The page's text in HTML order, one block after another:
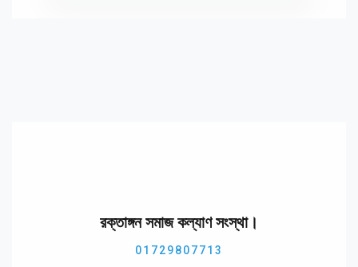
রক্তাঙ্গন সমাজ কল্যাণ সংস্থা।
01729807713